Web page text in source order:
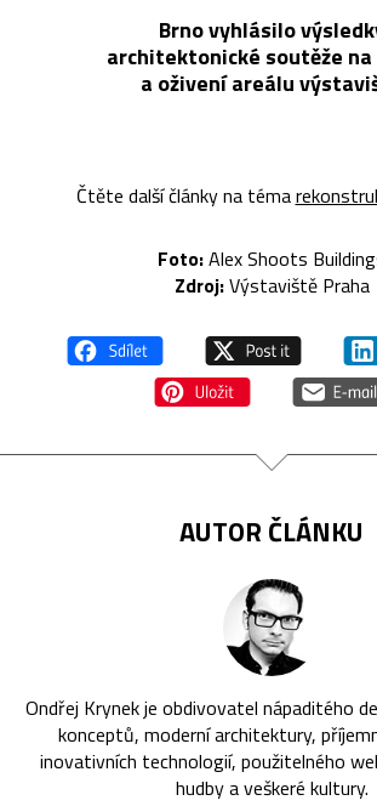
Brno vyhlásilo
architektonické soutěže
a oživení areálu
Čtěte další články na téma
Foto:Alex Shoots
Zdroj:Výstaviště Praha
AUTOR ČLÁNKU
Ondřej Krynek je obdivovatel nápaditého
konceptů, moderní architektury,
inovativních technologií, použitelného
hudby a veškeré kultury.